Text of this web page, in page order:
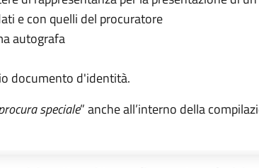
e con quelli del procuratore
autografa
documento d'identità.
speciale” anche all’interno della